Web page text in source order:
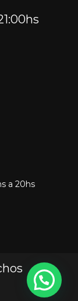
a 20hs